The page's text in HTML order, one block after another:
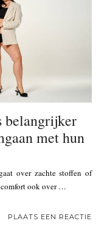
belangrijker
met hun
over zachte stoffen of
ook over …
PLAATS EEN REACTIE